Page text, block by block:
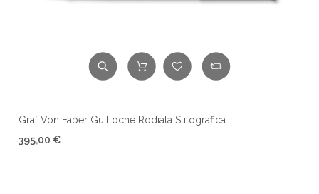
Graf Von Faber Guilloche Rodiata Stilografica
395,00 €